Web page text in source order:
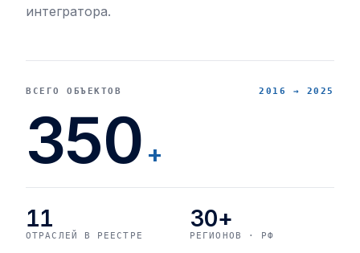
интегратора.
ВСЕГО ОБЪЕКТОВ 2016 → 2025
350 +
11
ОТРАСЛЕЙ В РЕЕСТРЕ
30+
РЕГИОНОВ · РФ